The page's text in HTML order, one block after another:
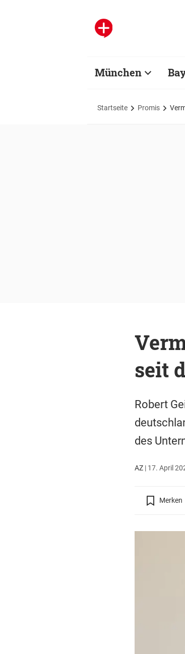
München
Startseite Promis
seit
Robert
des
AZ| 17. April
Merken